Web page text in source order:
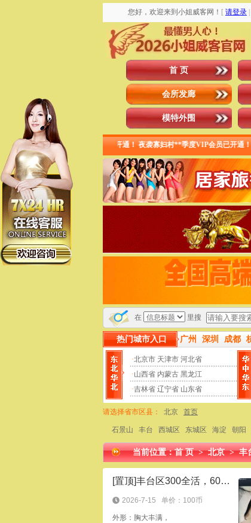
您好，欢迎来到小姐威客网！ [ 请登录
首 页
会所发廊
模特外围
度VIP会员已开通！ 夜袭寡妇村**季度VIP会员已开
在 里搜
先交路费保证金然后才上门服务100%是骗子，请
热门城市入口 广州 深圳 成都
·北京市 天津市 河北省
·山西省 内蒙古 黑龙江
·吉林省 辽宁省 山东省
请选择省市区县： 北京 首页
石景山 丰台 西城区 东城区 海淀 朝阳
当前位置：首 页>北京>丰
[置顶]丰台区300全活，600双飞，物超所值
2026-7-15 单价：100币
外形：胸大丰满，